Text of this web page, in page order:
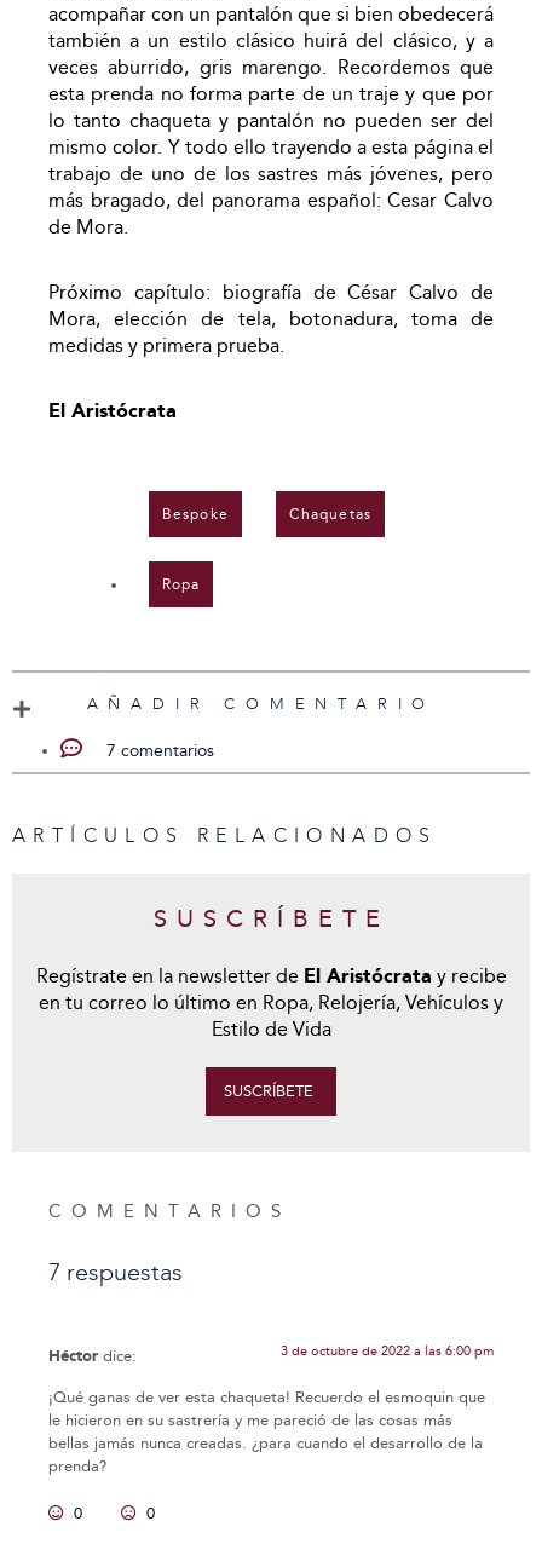
acompañar con un pantalón que si bien obedecerá
también a un estilo clásico huirá del clásico, y a
veces aburrido, gris marengo. Recordemos que
esta prenda no forma parte de un traje y que por
lo tanto chaqueta y pantalón no pueden ser del
mismo color. Y todo ello trayendo a esta página el
trabajo de uno de los sastres más jóvenes, pero
más bragado, del panorama español: Cesar Calvo
de Mora.
Próximo capítulo: biografía de César Calvo de
Mora, elección de tela, botonadura, toma de
medidas y primera prueba.
El Aristócrata
Bespoke Chaquetas
Ropa
AÑADIR COMENTARIO
7 comentarios
ARTÍCULOS RELACIONADOS
SUSCRÍBETE
Regístrate en la newsletter de El Aristócrata y recibe
en tu correo lo último en Ropa, Relojería, Vehículos y
Estilo de Vida
SUSCRÍBETE
COMENTARIOS
7 respuestas
Héctor dice: 3 de octubre de 2022 a las 6:00 pm
¡Qué ganas de ver esta chaqueta! Recuerdo el esmoquin que
le hicieron en su sastrería y me pareció de las cosas más
bellas jamás nunca creadas. ¿para cuando el desarrollo de la
prenda?
0 0